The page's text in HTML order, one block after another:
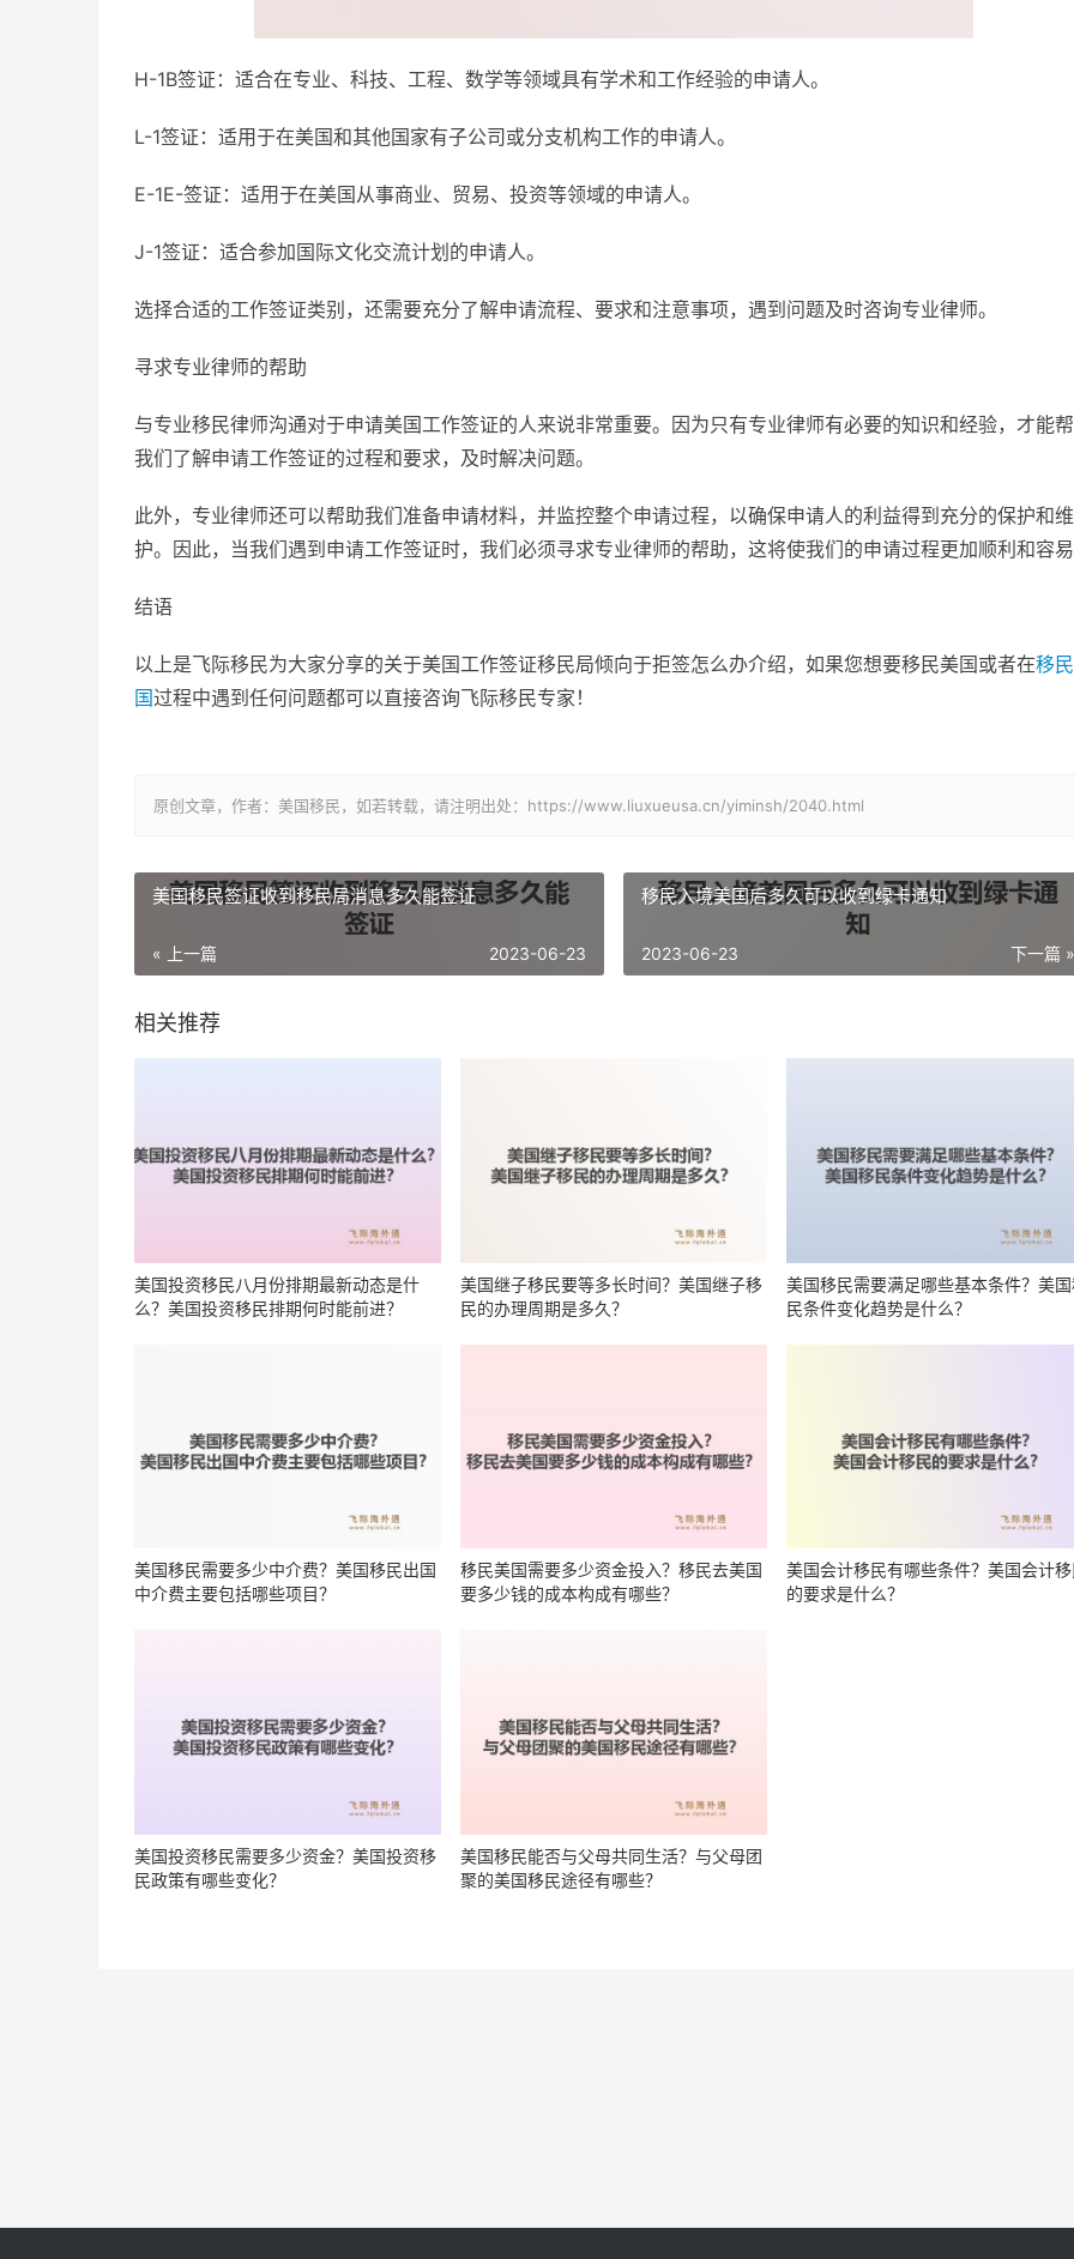
H-1B签证：适合在专业、科技、工程、数学等领域具有学术和工作经验的申请人。
L-1签证：适用于在美国和其他国家有子公司或分支机构工作的申请人。
E-1E-签证：适用于在美国从事商业、贸易、投资等领域的申请人。
J-1签证：适合参加国际文化交流计划的申请人。
选择合适的工作签证类别，还需要充分了解申请流程、要求和注意事项，遇到问题及时咨询专业律师。
寻求专业律师的帮助
与专业移民律师沟通对于申请美国工作签证的人来说非常重要。因为只有专业律师有必要的知识和经验，才能
我们了解申请工作签证的过程和要求，及时解决问题。
此外，专业律师还可以帮助我们准备申请材料，并监控整个申请过程，以确保申请人的利益得到充分的保护和维
护。因此，当我们遇到申请工作签证时，我们必须寻求专业律师的帮助，这将使我们的申请过程更加顺利和容
结语
以上是飞际移民为大家分享的关于美国工作签证移民局倾向于拒签怎么办介绍，如果您想要移民美国或者在移
国过程中遇到任何问题都可以直接咨询飞际移民专家！
原创文章，作者：美国移民，如若转载，请注明出处：https://www.liuxueusa.cn/yiminsh/2040.html
美国移民签证收到移民局消息多久能签证
« 上一篇 2023-06-23
移民入境美国后多久可以收到绿卡通知
下一篇 »
2023-06-23
相关推荐
美国投资移民八月份排期最新动态是什
么？美国投资移民排期何时能前进？
美国继子移民要等多长时间？美国继子移
民的办理周期是多久？
美国移民需要满足哪些基本条件？美
民条件变化趋势是什么？
美国移民需要多少中介费？美国移民出国
中介费主要包括哪些项目？
移民美国需要多少资金投入？移民去美国
要多少钱的成本构成有哪些？
美国会计移民有哪些条件？美国会计
的要求是什么？
美国投资移民需要多少资金？美国投资移
民政策有哪些变化？
美国移民能否与父母共同生活？与父母团
聚的美国移民途径有哪些？